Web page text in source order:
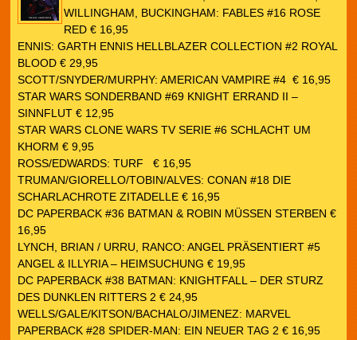
WILLINGHAM, BUCKINGHAM: FABLES #16 ROSE
RED € 16,95
ENNIS: GARTH ENNIS HELLBLAZER COLLECTION #2 ROYAL
BLOOD € 29,95
SCOTT/SNYDER/MURPHY: AMERICAN VAMPIRE #4 € 16,95
STAR WARS SONDERBAND #69 KNIGHT ERRAND II –
SINNFLUT € 12,95
STAR WARS CLONE WARS TV SERIE #6 SCHLACHT UM
KHORM € 9,95
ROSS/EDWARDS: TURF € 16,95
TRUMAN/GIORELLO/TOBIN/ALVES: CONAN #18 DIE
SCHARLACHROTE ZITADELLE € 16,95
DC PAPERBACK #36 BATMAN & ROBIN MÜSSEN STERBEN €
16,95
LYNCH, BRIAN / URRU, RANCO: ANGEL PRÄSENTIERT #5
ANGEL & ILLYRIA – HEIMSUCHUNG € 19,95
DC PAPERBACK #38 BATMAN: KNIGHTFALL – DER STURZ
DES DUNKLEN RITTERS 2 € 24,95
WELLS/GALE/KITSON/BACHALO/JIMENEZ: MARVEL
PAPERBACK #28 SPIDER-MAN: EIN NEUER TAG 2 € 16,95